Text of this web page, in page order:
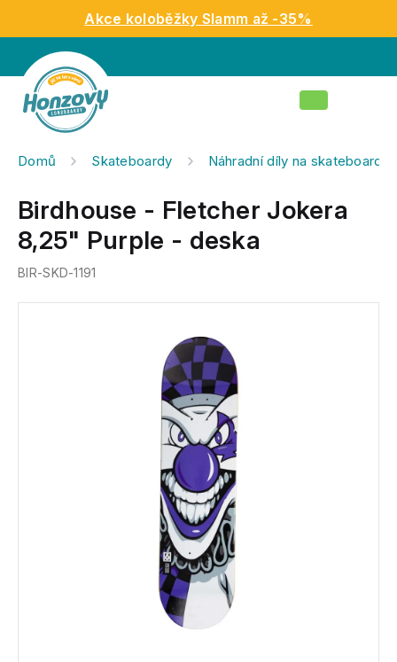
obsah
Akce koloběžky Slamm až -35%
Nákupní
Domů Skateboardy Náhradní díly na skateboardy
Birdhouse - Fletcher Jokera
8,25" Purple - deska
BIR-SKD-1191